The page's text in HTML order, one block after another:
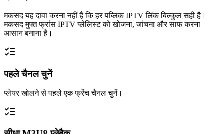
मकसद यह दावा करना नहीं है कि हर पब्लिक IPTV लिंक बिल्कुल सही है।
मकसद मुफ्त फ्रांस IPTV प्लेलिस्ट को खोजना, जांचना और साफ करना
आसान बनाना है।
पहले चैनल चुनें
प्लेयर खोलने से पहले एक फ्रेंच चैनल चुनें।